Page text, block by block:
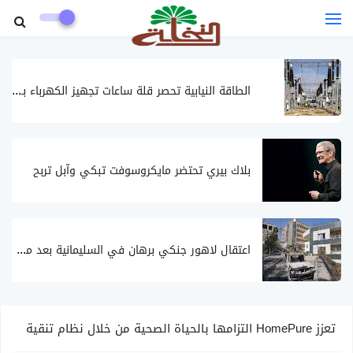
ال
طاقة النيابية تحصر قلة ساعات تجهيز الكهرباء بـ3 أسباب
بلاك بيري تحتضر مايكروسوفت تبكي وآبل تربح
اع
تقال لاهور جنكي برهان في السليمانية بعد مواجهات مع القوات الأمنية
تعزز HomePure التزامها بالحياة الصحية من خلال نظام تنقية